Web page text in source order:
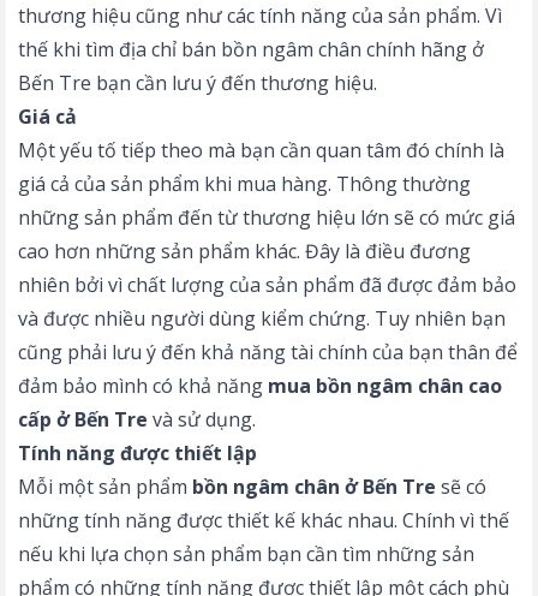
thương hiệu cũng như các tính năng của sản phẩm. Vì
thế khi tìm địa chỉ bán bồn ngâm chân chính hãng ở
Bến Tre bạn cần lưu ý đến thương hiệu.
Giá cả
Một yếu tố tiếp theo mà bạn cần quan tâm đó chính là
giá cả của sản phẩm khi mua hàng. Thông thường
những sản phẩm đến từ thương hiệu lớn sẽ có mức giá
cao hơn những sản phẩm khác. Đây là điều đương
nhiên bởi vì chất lượng của sản phẩm đã được đảm bảo
và được nhiều người dùng kiểm chứng. Tuy nhiên bạn
cũng phải lưu ý đến khả năng tài chính của bạn thân để
đảm bảo mình có khả năng mua bồn ngâm chân cao
cấp ở Bến Tre và sử dụng.
Tính năng được thiết lập
Mỗi một sản phẩm bồn ngâm chân ở Bến Tre sẽ có
những tính năng được thiết kế khác nhau. Chính vì thế
nếu khi lựa chọn sản phẩm bạn cần tìm những sản
phẩm có những tính năng được thiết lập một cách phù